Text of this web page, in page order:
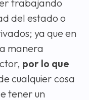
trabajando
del estado o
ya que en
manera
por lo que
cualquier cosa
tener un